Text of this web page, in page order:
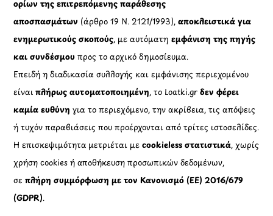
ορίων της επιτρεπόμενης παράθεσης
αποσπασμάτων (άρθρο 19 Ν. 2121/1993), αποκλειστικά για
ενημερωτικούς σκοπούς, με αυτόματηεμφάνιση της πηγής
και συνδέσμου προς το αρχικό δημοσίευμα.
Επειδή η διαδικασία συλλογής και εμφάνισης περιεχομένου
είναιπλήρως αυτοματοποιημένη, το Loatki.grδεν φέρει
καμία ευθύνη για το περιεχόμενο, την ακρίβεια, τις απόψεις
ή τυχόν παραβιάσεις που προέρχονται από τρίτες ιστοσελίδες.
Η επισκεψιμότητα μετριέται μεcookieless στατιστικά, χωρίς
χρήση cookies ή αποθήκευση προσωπικών δεδομένων,
σεπλήρη συμμόρφωση με τον Κανονισμό (ΕΕ) 2016/679
(GDPR).